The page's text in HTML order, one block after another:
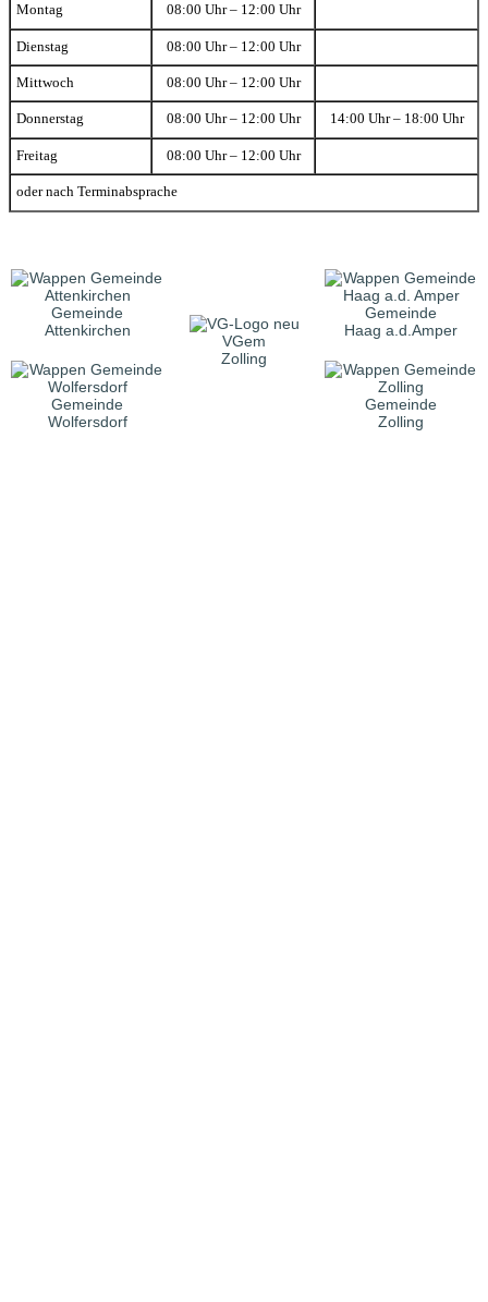
Montag 08:00 Uhr – 12:00 Uhr
Dienstag 08:00 Uhr – 12:00 Uhr
Mittwoch 08:00 Uhr – 12:00 Uhr
Donnerstag 08:00 Uhr – 12:00 Uhr 14:00 Uhr – 18:00 Uhr
Freitag 08:00 Uhr – 12:00 Uhr
oder nach Terminabsprache
Gemeinde
Attenkirchen
VGem
Zolling
Gemeinde
Haag a.d.Amper
Gemeinde
Wolfersdorf
Gemeinde
Zolling